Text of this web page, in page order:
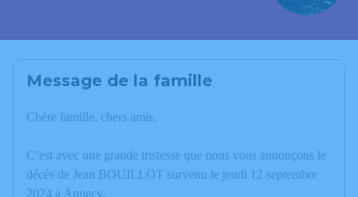
Message de la famille
Chère famille, chers amis,
C’est avec une grande tristesse que nous vous annonçons le
décès de Jean BOUILLOT survenu le jeudi 12 septembre
2024 à Annecy.